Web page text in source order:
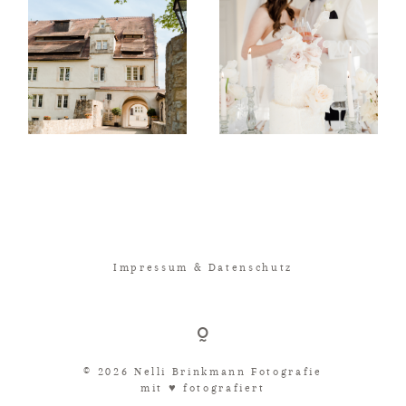
Impressum & Datenschutz
© 2026 Nelli Brinkmann Fotografie
mit ♥︎ fotografiert